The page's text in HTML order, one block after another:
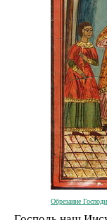
Обрезание